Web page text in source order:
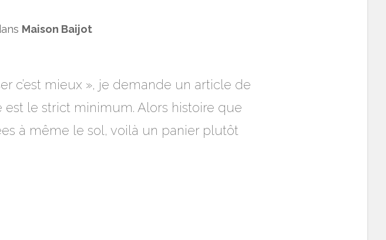
Maison Baijot
c’est mieux », je demande un article de
le strict minimum. Alors histoire que
à même le sol, voilà un panier plutôt